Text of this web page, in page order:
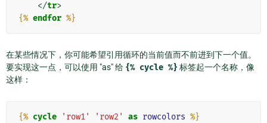
</tr>
{% endfor %}
在某些情况下，你可能希望引用循环的当前值而不前进到下一个值。
要实现这一点，可以使用 "as" 给 {% cycle %} 标签起一个名称，像
这样：
{% cycle 'row1' 'row2' as rowcolors %}